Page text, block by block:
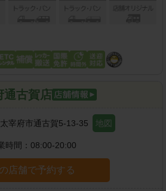
通古賀店
宰府市通古賀5-13-35 地図
時間： 08:00-20:00
店舗で予約する